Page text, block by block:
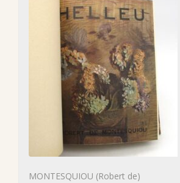
MONTESQUIOU (Robert de)